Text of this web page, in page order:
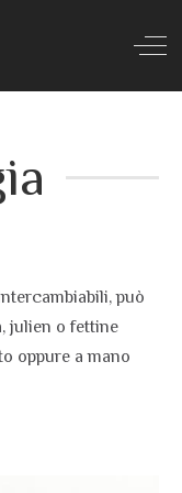
Off-
può
julien o fettine
oppure a mano